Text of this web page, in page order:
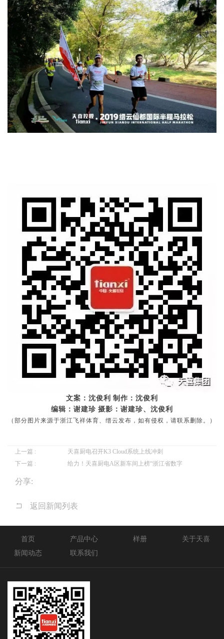
文案 ：沈俊利 制作 ：沈俊利
编辑 ： 谢建珍 摄影 ： 谢建珍、沈俊利
（ 部分图 片来源于浙江飞祥体育、缙云发布 ，如有侵权， 请联系删除 。 ）
上一篇 :
天喜厨电召开K3 Cloud系统上线冲刺
下一篇 :
给力！天喜厨电A区新车间上榜“浙江省数字
分享:
返回新闻列表
首页 产品中心 样册
关于天喜
新闻动态
联系我们